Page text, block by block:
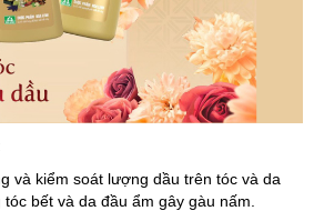
và kiểm soát lượng dầu trên tóc và da
bết và da đầu ẩm gây gàu nấm.